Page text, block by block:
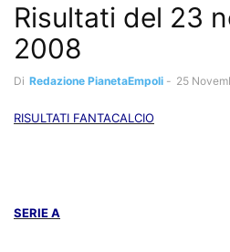
Risultati del 23
2008
Di Redazione PianetaEmpoli - 25
RISULTATI FANTACALCIO
SERIE A